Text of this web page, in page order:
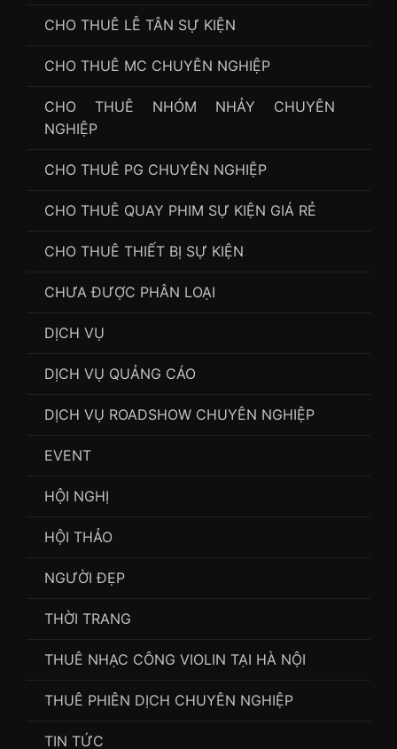
CHO THUÊ LỄ TÂN SỰ KIỆN
CHO THUÊ MC CHUYÊN NGHIỆP
CHO THUÊ NHÓM NHẢY CHUYÊN
NGHIỆP
CHO THUÊ PG CHUYÊN NGHIỆP
CHO THUÊ QUAY PHIM SỰ KIỆN GIÁ RẺ
CHO THUÊ THIẾT BỊ SỰ KIỆN
CHƯA ĐƯỢC PHÂN LOẠI
DỊCH VỤ
DỊCH VỤ QUẢNG CÁO
DỊCH VỤ ROADSHOW CHUYÊN NGHIỆP
EVENT
HỘI NGHỊ
HỘI THẢO
NGƯỜI ĐẸP
THỜI TRANG
THUÊ NHẠC CÔNG VIOLIN TẠI HÀ NỘI
THUÊ PHIÊN DỊCH CHUYÊN NGHIỆP
TIN TỨC